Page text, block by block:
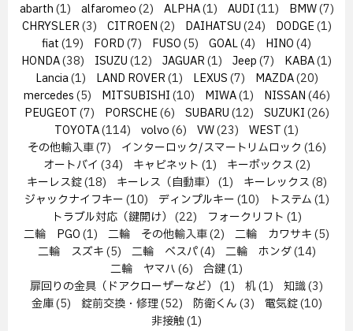
abarth(1) alfaromeo(2) ALPHA(1) AUDI(11) BMW(7)
CHRYSLER(3) CITROEN(2) DAIHATSU(24) DODGE(1)
fiat(19) FORD(7) FUSO(5) GOAL(4) HINO(4)
HONDA(38) ISUZU(12) JAGUAR(1) Jeep(7) KABA(1)
Lancia(1) LAND ROVER(1) LEXUS(7) MAZDA(20)
mercedes(5) MITSUBISHI(10) MIWA(1) NISSAN(46)
PEUGEOT(7) PORSCHE(6) SUBARU(12) SUZUKI(26)
TOYOTA(114) volvo(6) VW(23) WEST(1)
その他輸入車(7) インターロック/スマートリムロック (16)
オートバイ (34) キャビネット (1) キーボックス(2)
キーレス錠(18) キーレス（自動車） (1) キーレックス(8)
ジャックナイフキー(10) ディンプルキー(10) トステム(1)
トラブル対応（鍵開け） (22) フォークリフト (1)
二輪 PGO(1) 二輪 その他輸入車(2) 二輪 カワサキ(5)
二輪 スズキ(5) 二輪 ベスパ(4) 二輪 ホンダ(14)
二輪 ヤマハ(6) 合鍵(1)
扉回りの金具（ドアクローザーなど） (1) 机(1) 知識(3)
金庫(5) 錠前交換・修理(52) 防衛くん(3) 電気錠(10)
非接触(1)